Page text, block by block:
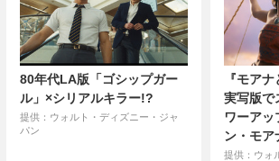
80年代LA版「ゴシップガー
ル」×シリアルキラー!?
提供：ウォルト・ディズニー・ジャ
パン
『モア
実写版で
ワーアッ
ン・モア
提供：ウォ